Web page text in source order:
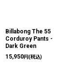
Billabong The 55
Corduroy Pants -
Dark Green
15,950円(税込)